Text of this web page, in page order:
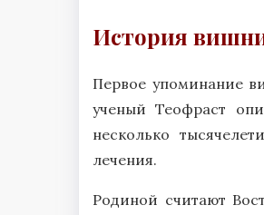
История
Первое упоминание
ученый Теофраст
несколько
лечения.
Родиной считают